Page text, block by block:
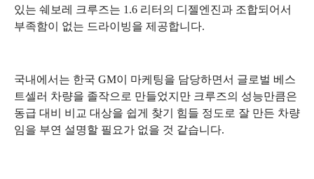
있는 쉐보레 크루즈는 1.6 리터의 디젤엔진과 조합되어서
부족함이 없는 드라이빙을 제공합니다.
국내에서는 한국 GM이 마케팅을 담당하면서 글로벌 베스
트셀러 차량을 졸작으로 만들었지만 크루즈의 성능만큼은
동급 대비 비교 대상을 쉽게 찾기 힘들 정도로 잘 만든 차량
임을 부연 설명할 필요가 없을 것 같습니다.